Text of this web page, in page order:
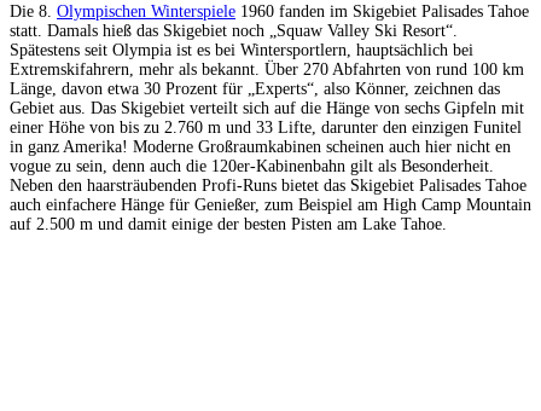
Die 8. Olympischen Winterspiele 1960 fanden im Skigebiet Palisades Tahoe
statt. Damals hieß das Skigebiet noch „Squaw Valley Ski Resort“.
Spätestens seit Olympia ist es bei Wintersportlern, hauptsächlich bei
Extremskifahrern, mehr als bekannt. Über 270 Abfahrten von rund 100 km
Länge, davon etwa 30 Prozent für „Experts“, also Könner, zeichnen das
Gebiet aus. Das Skigebiet verteilt sich auf die Hänge von sechs Gipfeln mit
einer Höhe von bis zu 2.760 m und 33 Lifte, darunter den einzigen Funitel
in ganz Amerika! Moderne Großraumkabinen scheinen auch hier nicht en
vogue zu sein, denn auch die 120er-Kabinenbahn gilt als Besonderheit.
Neben den haarsträubenden Profi-Runs bietet das Skigebiet Palisades Tahoe
auch einfachere Hänge für Genießer, zum Beispiel am High Camp Mountain
auf 2.500 m und damit einige der besten Pisten am Lake Tahoe.